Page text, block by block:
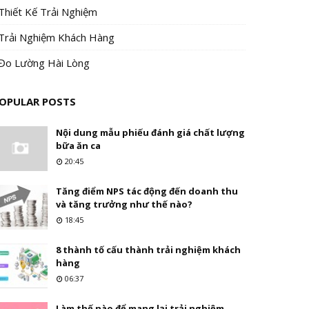
Kế Trải Nghiệm
Nghiệm Khách Hàng
Lường Hài Lòng
POSTS
Nội dung mẫu phiếu đánh giá chất lượng
bữa ăn ca
20:45
Tăng điểm NPS tác động đến doanh thu
và tăng trưởng như thế nào?
18:45
8 thành tố cấu thành trải nghiệm khách
hàng
06:37